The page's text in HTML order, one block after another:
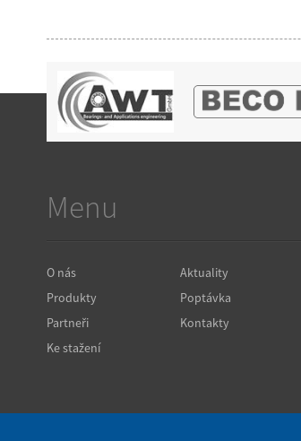
Menu
O nás
Produkty
Partneři
Ke stažení
Aktuality
Poptávka
Kontakty